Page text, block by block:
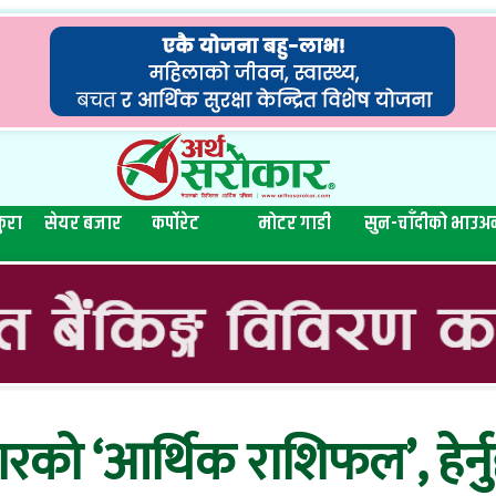
सेयर बजार कर्पोरेट मोटर गाडी सुन-चाँदीको भाउ
‘आर्थिक राशिफल’,